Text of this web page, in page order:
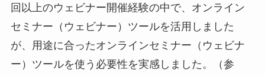
回以上のウェビナー開催経験の中で、オンライン
セミナー（ウェビナー）ツールを活用しました
が、用途に合ったオンラインセミナー（ウェビナ
ー）ツールを使う必要性を実感しました。（参